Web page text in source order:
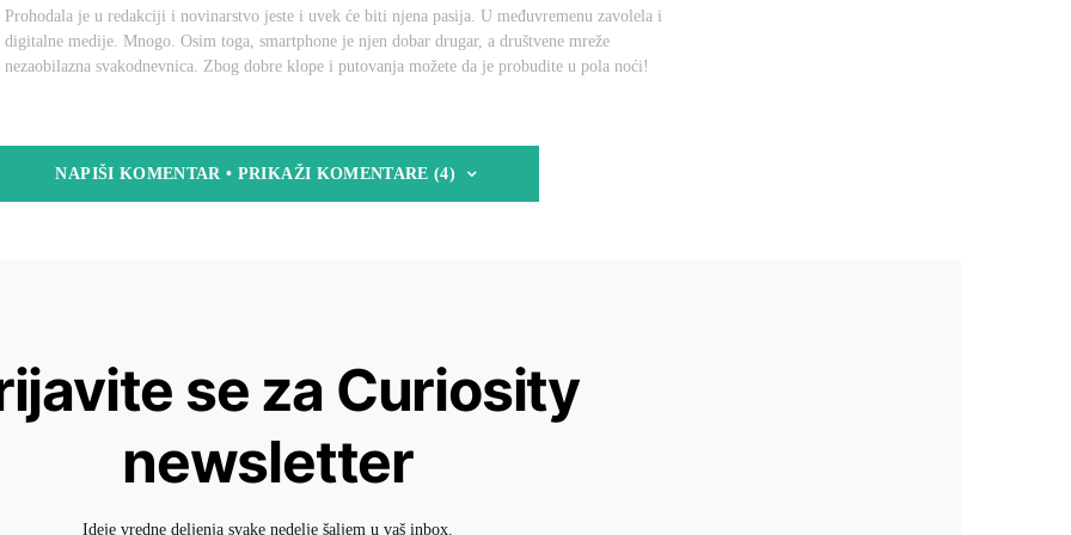
Prohodala je u redakciji i novinarstvo jeste i uvek će biti njena pasija. U međuvremenu zavolela i
digitalne medije. Mnogo. Osim toga, smartphone je njen dobar drugar, a društvene mreže
nezaobilazna svakodnevnica. Zbog dobre klope i putovanja možete da je probudite u pola noći!
NAPIŠI KOMENTAR • PRIKAŽI KOMENTARE (4)
se za Curiosity
newsletter
Ideje vredne deljenja svake nedelje šaljem u vaš inbox.